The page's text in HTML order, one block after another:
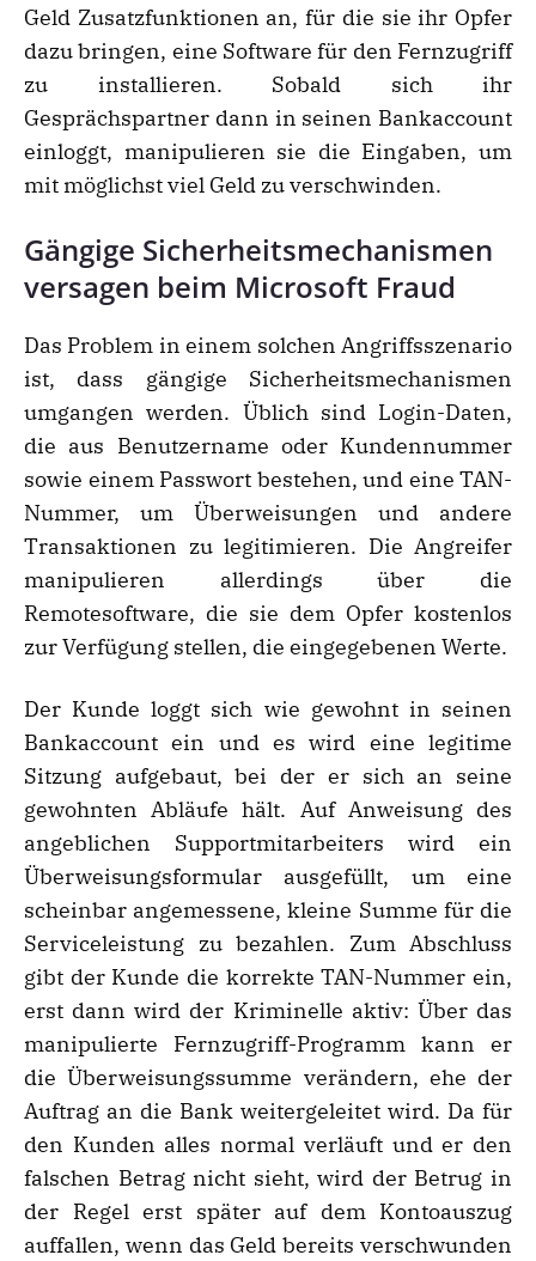
Geld Zusatzfunktionen an, für die sie ihr Opfer
dazu bringen, eine Software für den Fernzugriff
zu installieren. Sobald sich ihr
Gesprächspartner dann in seinen Bankaccount
einloggt, manipulieren sie die Eingaben, um
mit möglichst viel Geld zu verschwinden.
Gängige Sicherheitsmechanismen
versagen beim Microsoft Fraud
Das Problem in einem solchen Angriffsszenario
ist, dass gängige Sicherheitsmechanismen
umgangen werden. Üblich sind Login-Daten,
die aus Benutzername oder Kundennummer
sowie einem Passwort bestehen, und eine TAN-
Nummer, um Überweisungen und andere
Transaktionen zu legitimieren. Die Angreifer
manipulieren allerdings über die
Remotesoftware, die sie dem Opfer kostenlos
zur Verfügung stellen, die eingegebenen Werte.
Der Kunde loggt sich wie gewohnt in seinen
Bankaccount ein und es wird eine legitime
Sitzung aufgebaut, bei der er sich an seine
gewohnten Abläufe hält. Auf Anweisung des
angeblichen Supportmitarbeiters wird ein
Überweisungsformular ausgefüllt, um eine
scheinbar angemessene, kleine Summe für die
Serviceleistung zu bezahlen. Zum Abschluss
gibt der Kunde die korrekte TAN-Nummer ein,
erst dann wird der Kriminelle aktiv: Über das
manipulierte Fernzugriff-Programm kann er
die Überweisungssumme verändern, ehe der
Auftrag an die Bank weitergeleitet wird. Da für
den Kunden alles normal verläuft und er den
falschen Betrag nicht sieht, wird der Betrug in
der Regel erst später auf dem Kontoauszug
auffallen, wenn das Geld bereits verschwunden